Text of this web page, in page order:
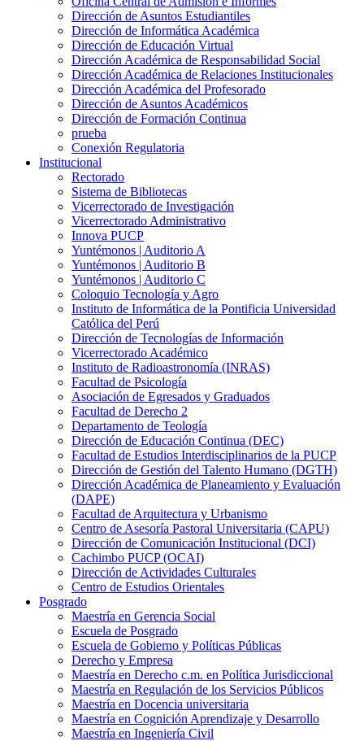
Dirección de Asuntos Estudiantiles
Dirección de Informática Académica
Dirección de Educación Virtual
Dirección Académica de Responsabilidad Social
Dirección Académica de Relaciones Institucionales
Dirección Académica del Profesorado
Dirección de Asuntos Académicos
Dirección de Formación Continua
prueba
Conexión Regulatoria
Institucional
Rectorado
Sistema de Bibliotecas
Vicerrectorado de Investigación
Vicerrectorado Administrativo
Innova PUCP
Yuntémonos | Auditorio A
Yuntémonos | Auditorio B
Yuntémonos | Auditorio C
Coloquio Tecnología y Agro
Instituto de Informática de la Pontificia Universidad
Católica del Perú
Dirección de Tecnologías de Información
Vicerrectorado Académico
Instituto de Radioastronomía (INRAS)
Facultad de Psicología
Asociación de Egresados y Graduados
Facultad de Derecho 2
Departamento de Teología
Dirección de Educación Continua (DEC)
Facultad de Estudios Interdisciplinarios de la PUCP
Dirección de Gestión del Talento Humano (DGTH)
Dirección Académica de Planeamiento y Evaluación
(DAPE)
Facultad de Arquitectura y Urbanismo
Centro de Asesoría Pastoral Universitaria (CAPU)
Dirección de Comunicación Institucional (DCI)
Cachimbo PUCP (OCAI)
Dirección de Actividades Culturales
Centro de Estudios Orientales
Posgrado
Maestría en Gerencia Social
Escuela de Posgrado
Escuela de Gobierno y Políticas Públicas
Derecho y Empresa
Maestría en Derecho c.m. en Política Jurisdiccional
Maestría en Regulación de los Servicios Públicos
Maestría en Docencia universitaria
Maestría en Cognición Aprendizaje y Desarrollo
Maestría en Ingeniería Civil